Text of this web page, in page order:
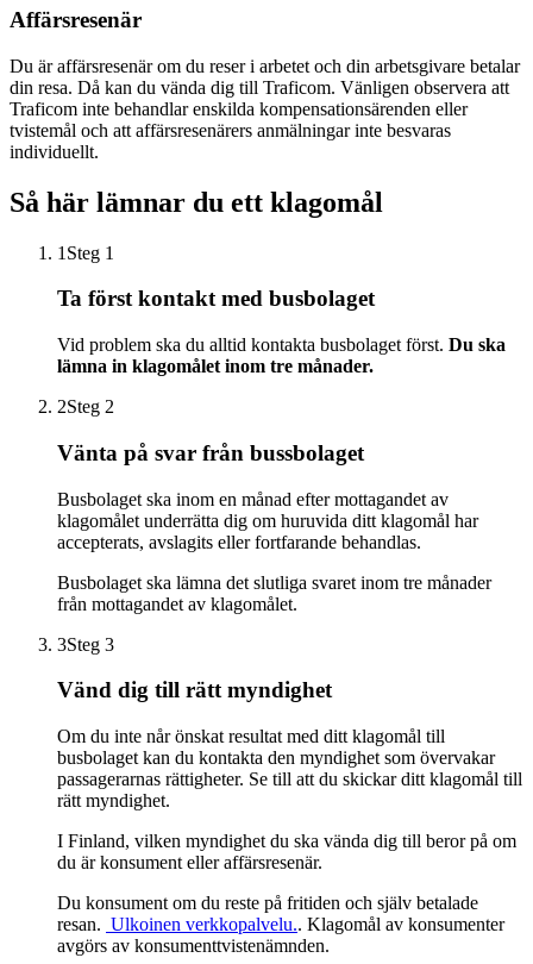
Affärsresenär
Du är affärsresenär om du reser i arbetet och din arbetsgivare betalar
din resa. Då kan du vända dig till Traficom. Vänligen observera att
Traficom inte behandlar enskilda kompensationsärenden eller
tvistemål och att affärsresenärers anmälningar inte besvaras
individuellt.
Så här lämnar du ett klagomål
1 Steg 1
Ta först kontakt med busbolaget
Vid problem ska du alltid kontakta busbolaget först. Du ska
lämna in klagomålet inom tre månader.
2Steg 2
Vänta på svar från bussbolaget
Busbolaget ska inom en månad efter mottagandet av
klagomålet underrätta dig om huruvida ditt klagomål har
accepterats, avslagits eller fortfarande behandlas.
Busbolaget ska lämna det slutliga svaret inom tre månader
från mottagandet av klagomålet.
3Steg 3
Vänd dig till rätt myndighet
Om du inte når önskat resultat med ditt klagomål till
busbolaget kan du kontakta den myndighet som övervakar
passagerarnas rättigheter. Se till att du skickar ditt klagomål till
rätt myndighet.
I Finland, vilken myndighet du ska vända dig till beror på om
du är konsument eller affärsresenär.
Du konsument om du reste på fritiden och själv betalade
resan. Ulkoinen verkkopalvelu.. Klagomål av konsumenter
avgörs av konsumenttvistenämnden.